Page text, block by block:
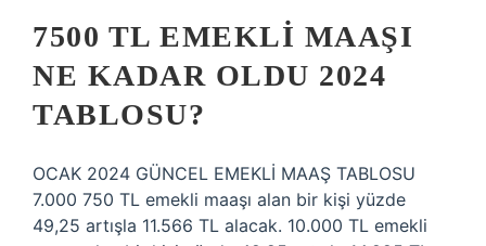
7500 TL EMEKLI MAAŞI
NE KADAR OLDU 2024
TABLOSU?
OCAK 2024 GÜNCEL EMEKLİ MAAŞ TABLOSU
7.000 750 TL emekli maaşı alan bir kişi yüzde
49,25 artışla 11.566 TL alacak. 10.000 TL emekli